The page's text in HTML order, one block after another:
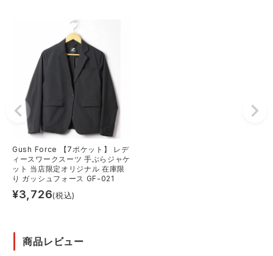
Gush Force 【7ポケット】 レデ
ィースワークスーツ 手ぶらジャケ
ット 当店限定オリジナル 在庫限
り ガッシュフォース GF-021
¥3,726(税込)
商品レビュー